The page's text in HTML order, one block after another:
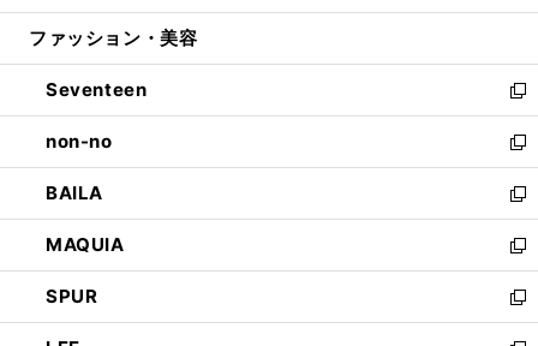
開
ウ
開
く
ン
ウ
で
開
く
ウ
ン
ド
ウ
で
開
く
ファッション・美容
Seventeen
新
し
い
ウ
ィ
ン
ド
ウ
で
開
non-no
新
し
い
ウ
ィ
ン
ド
ウ
BAILA
新
し
い
ウ
ィ
ン
MAQUIA
新
し
い
ウ
SPUR
新
し